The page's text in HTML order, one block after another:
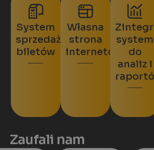
System
sprzedaży
biletów
Własna
strona
internetowa
system
do
analiz i
Zaufali nam